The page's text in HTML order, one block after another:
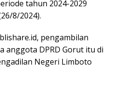
tahun 2024-2029
8/2024).
pengambilan
anggota DPRD Gorut itu di
Negeri Limboto